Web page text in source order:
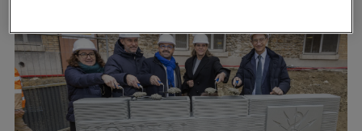
Actualité